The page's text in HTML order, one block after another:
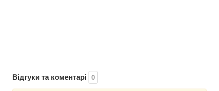
Відгуки та коментарі 0